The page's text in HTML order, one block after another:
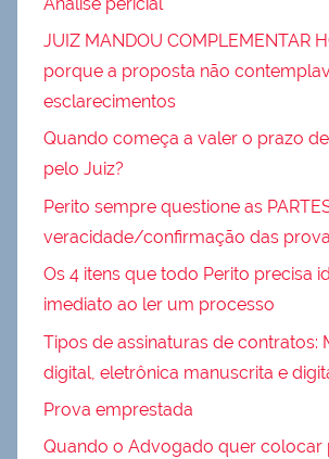
JUIZ MANDOU COMPLEMENTAR
porque a proposta não
esclarecimentos
Quando começa a valer o prazo
pelo Juiz?
Perito sempre questione as
veracidade/confirmação das
Os 4 itens que todo Perito precisa
imediato ao ler um processo
Tipos de assinaturas de contratos:
digital, eletrônica manuscrita e
Prova emprestada
Quando o Advogado quer colocar